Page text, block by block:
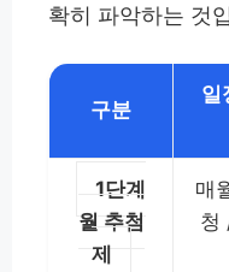
확히 파악하는 것
구분
일
1단계
월 추첨
제
매
청